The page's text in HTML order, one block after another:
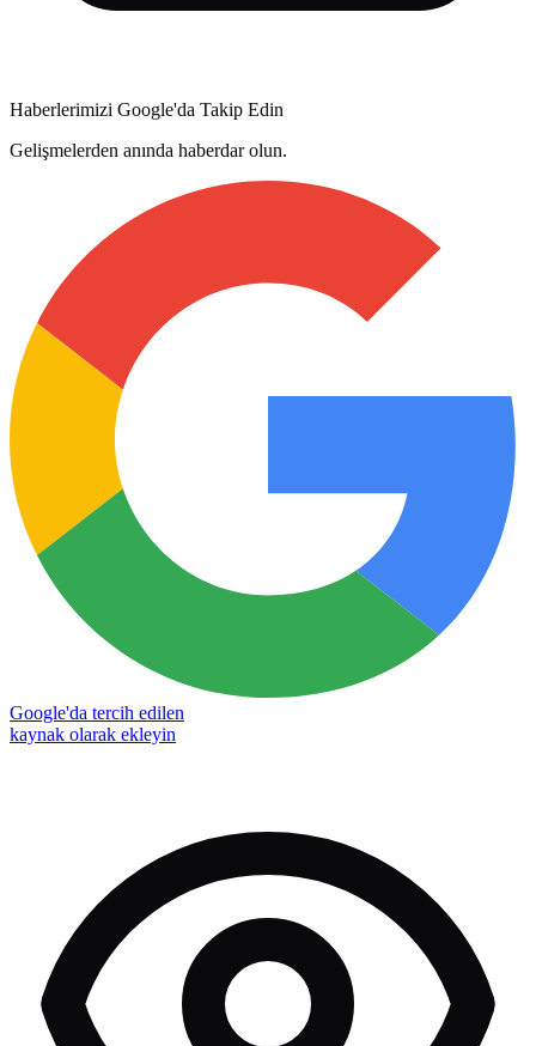
Haberlerimizi Google'da Takip Edin
Gelişmelerden anında haberdar olun.
Google'da tercih edilen
kaynak olarak ekleyin